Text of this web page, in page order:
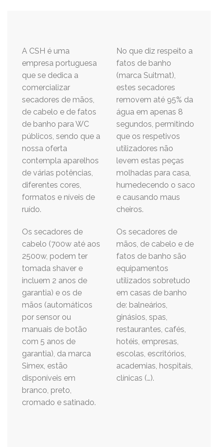
A CSH é uma
empresa portuguesa
que se dedica a
comercializar
secadores de mãos,
de cabelo e de fatos
de banho para WC
públicos, sendo que a
nossa oferta
contempla aparelhos
de várias potências,
diferentes cores,
formatos e níveis de
ruído.
Os secadores de
cabelo (700w até aos
2500w, podem ter
tomada shaver e
incluem 2 anos de
garantia) e os de
mãos (automáticos
por sensor ou
manuais de botão
com 5 anos de
garantia), da marca
Simex, estão
disponíveis em
branco, preto,
cromado e satinado.
No que diz respeito a
fatos de banho
(marca Suitmat),
estes secadores
removem até 95% da
água em apenas 8
segundos, permitindo
que os respetivos
utilizadores não
levem estas peças
molhadas para casa,
humedecendo o saco
e causando maus
cheiros.
Os secadores de
mãos, de cabelo e de
fatos de banho são
equipamentos
utilizados sobretudo
em casas de banho
de: balneários,
ginásios, spas,
restaurantes, cafés,
hotéis, empresas,
escolas, escritórios,
academias, hospitais,
clínicas (…).